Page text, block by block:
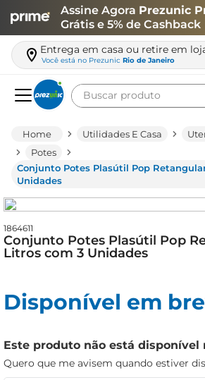
Assine Agora Prezunic
Grátis e 5% de Cashback
Entrega em casa ou retire em
Você está no Prezunic Rio de Janeiro
Buscar produto
Utilidades E Casa
Potes
Conjunto Potes Plasútil Pop
Unidades
1864611
Conjunto Potes Plasútil Pop
Litros com 3 Unidades
Disponível em
Este produto não está disponível
Quero que me avisem quando estiver
leite
arroz
cerveja
iogurte
papel higiênico